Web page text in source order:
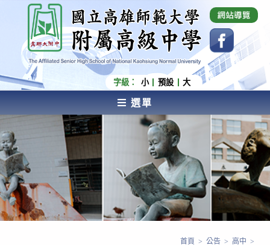
內
容
國立高雄師範大學附屬高級中學 Affiliated Senior
High School of National Kaohsiung Normal
University
字級： 小 預設 大
選單
AFFILIATED SENIOR HIGH SCHOOL OF NATIONAL
KAOHSIUNG NORMAL UNIVERSITY
首頁 > 公告 > 高中 >